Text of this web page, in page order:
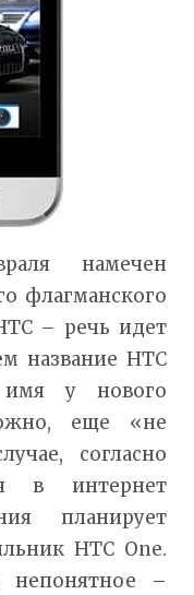
намечен
флагманского
– речь идет
название HTC
у нового
еще «не
согласно
в интернет
планирует
HTC One.
непонятное –